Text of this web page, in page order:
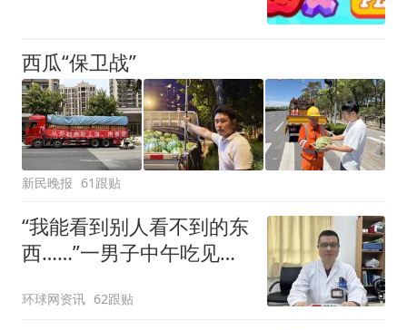
西瓜“保卫战”
新民晚报 61跟贴
“我能看到别人看不到的东
西……”一男子中午吃见手
幻觉被紧急送医！
环球网资讯 62跟贴